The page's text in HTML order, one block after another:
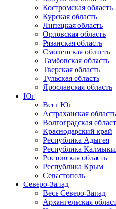
Костромская область
Курская область
Липецкая область
Орловская область
Рязанская область
Смоленская область
Тамбовская область
Тверская область
Тульская область
Ярославская область
Юг
Весь Юг
Астраханская область
Волгоградская
Краснодарский край
Республика Адыгея
Республика
Ростовская область
Республика Крым
Севастополь
Северо-Запад
Весь Северо-Запад
Архангельская